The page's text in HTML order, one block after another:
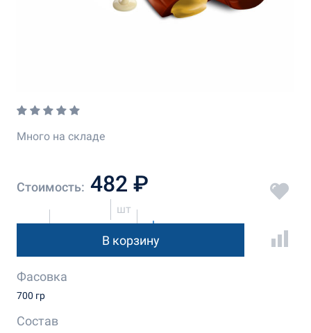
Много на складе
Стоимость: 482 ₽
шт
В корзину
Фасовка
700 гр
Состав